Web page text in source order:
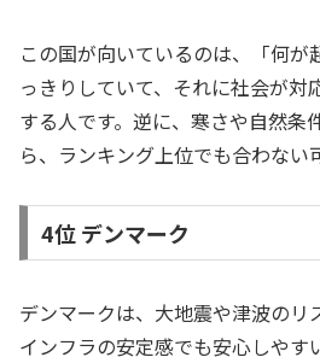
この国が向いているのは、「何が
っきりしていて、それに社会が対
する人です。逆に、寒さや自然条
ら、ランキング上位でも合わない
4位 デンマーク
デンマークは、大地震や津波のリ
インフラの安定感でも安心しやす